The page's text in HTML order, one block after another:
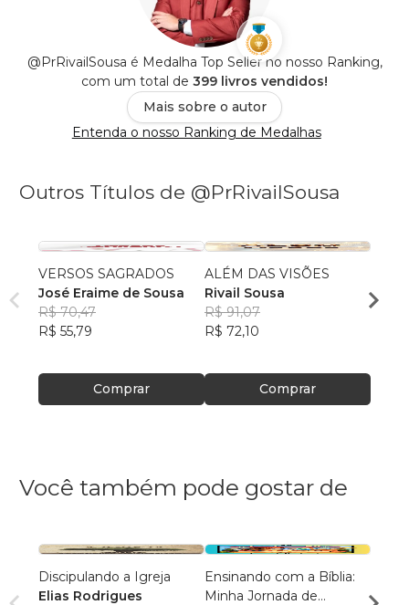
@PrRivailSousa é Medalha Top Seller no nosso Ranking,
com um total de 399 livros vendidos!
Mais sobre o autor
Entenda o nosso Ranking de Medalhas
Outros Títulos de @PrRivailSousa
VERSOS SAGRADOS
José Eraime de Sousa
R$ 70,47
R$ 55,79
Comprar
ALÉM DAS VISÕES
Rivail Sousa
R$ 91,07
R$ 72,10
Comprar
Você também pode gostar de
Discipulando a Igreja
Elias Rodrigues
Ensinando com a Bíblia:
Minha Jornada de